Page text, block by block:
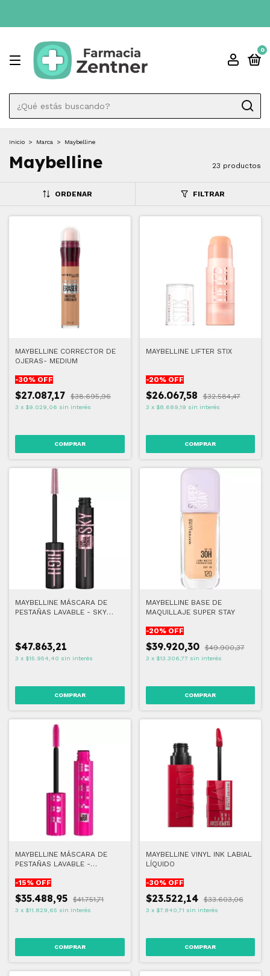
0
Inicio > Marca > Maybelline
Maybelline 23 productos
ORDENAR FILTRAR
MAYBELLINE CORRECTOR DE
OJERAS- MEDIUM
-30% OFF
$27.087,17 $38.695,96
3 x $9.029,06 sin interés
COMPRAR
MAYBELLINE LIFTER STIX
-20% OFF
$26.067,58 $32.584,47
3 x $8.689,19 sin interés
COMPRAR
MAYBELLINE MÁSCARA DE
PESTAÑAS LAVABLE - SKY
$47.863,21
3 x $15.954,40 sin interés
COMPRAR
MAYBELLINE BASE DE
MAQUILLAJE SUPER STAY
-20% OFF
$39.920,30 $49.900,37
3 x $13.306,77 sin interés
COMPRAR
MAYBELLINE MÁSCARA DE
PESTAÑAS LAVABLE -
-15% OFF
$35.488,95 $41.751,71
3 x $11.829,65 sin interés
COMPRAR
MAYBELLINE VINYL INK LABIAL
LÍQUIDO
-30% OFF
$23.522,14 $33.603,06
3 x $7.840,71 sin interés
COMPRAR